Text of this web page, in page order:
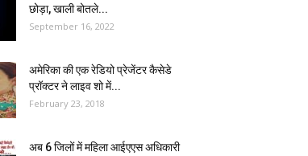
छोड़ा, खाली बोतले...
September 16, 2022
अमेरिका की एक रेडियो प्रेजेंटर कैसेडे
प्रॉक्टर ने लाइव शो में...
February 23, 2018
अब 6 जिलों में महिला आईएएस अधिकारी